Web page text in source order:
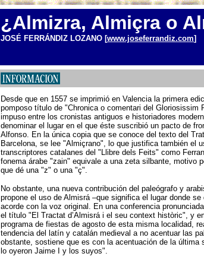
¿Almizra, Almiçra o
JOSÉ FERRÁNDIZ LOZANO [www.joseferrandiz.com]
Desde que en 1557 se imprimió en Valencia la primera
pomposo título de "Chronica o comentari del
impuso entre los cronistas antiguos e historiadores
denominar el lugar en el que éste suscribió un pacto de
Alfonso. En la única copia que se conoce del texto del
Barcelona, se lee "Almiçrano", lo que justifica también el
transcriptores catalanes del "Llibre dels Feits" como
fonema árabe "zain" equivale a una zeta silbante, motivo
que dé una "z" o una "ç".
No obstante, una nueva contribución del paleógrafo y
propone el uso de Almisrá –que significa el lugar donde
acorde con la voz original. En una conferencia
el título "El Tractat d’Almisrá i el seu context històric", y
programa de fiestas de agosto de esta misma localidad,
tendencia del latín y catalán medieval a no acentuar las
obstante, sostiene que es con la acentuación de la
lo oyeron Jaime I y los suyos".